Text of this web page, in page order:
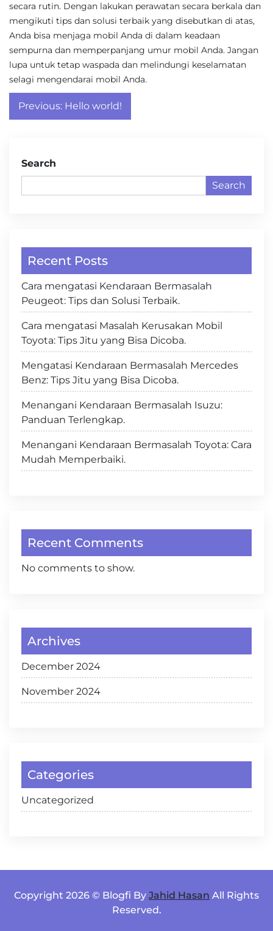
secara rutin. Dengan lakukan perawatan secara berkala dan
mengikuti tips dan solusi terbaik yang disebutkan di atas,
Anda bisa menjaga mobil Anda di dalam keadaan
sempurna dan memperpanjang umur mobil Anda. Jangan
lupa untuk tetap waspada dan melindungi keselamatan
selagi mengendarai mobil Anda.
Post
navigation
Previous: Hello world!
Search
Search
Recent Posts
Cara mengatasi Kendaraan Bermasalah
Peugeot: Tips dan Solusi Terbaik.
Cara mengatasi Masalah Kerusakan Mobil
Toyota: Tips Jitu yang Bisa Dicoba.
Mengatasi Kendaraan Bermasalah Mercedes
Benz: Tips Jitu yang Bisa Dicoba.
Menangani Kendaraan Bermasalah Isuzu:
Panduan Terlengkap.
Menangani Kendaraan Bermasalah Toyota: Cara
Mudah Memperbaiki.
Recent Comments
No comments to show.
Archives
December 2024
November 2024
Categories
Uncategorized
Copyright 2026 © Blogfi By Jahid Hasan All Rights
Reserved.